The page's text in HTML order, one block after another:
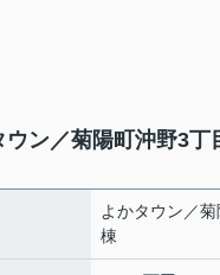
ウン／菊陽町沖野3丁
よかタウン／
棟